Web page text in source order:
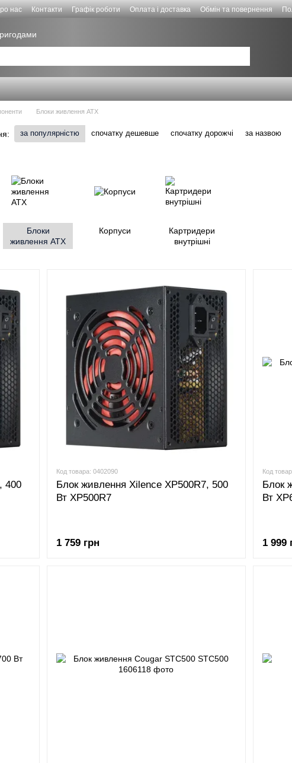
нас Контакти Графік роботи Оплата і доставка Обмін та повернення
Блоки живлення ATX
за популярністю спочатку дешевше спочатку дорожчі за назвою
Блоки
живлення ATX
Корпуси
Картридери
внутрішні
400
Код товара: 0402090
Блок живлення Xilence XP500R7, 500
Вт XP500R7
1 759 грн
Код
Блок
Вт
1 999